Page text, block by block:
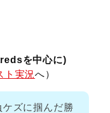
を中心に)
ト実況へ）
ズに掴んだ勝